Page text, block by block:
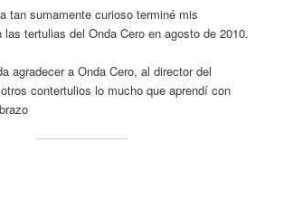
tan sumamente curioso terminé mis
las tertulias del Onda Cero en agosto de 2010.
agradecer a Onda Cero, al director del
contertulios lo mucho que aprendí con